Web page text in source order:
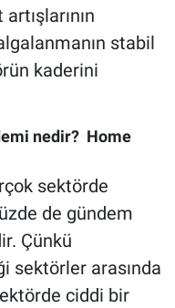
stabil
kaderini
nedir? Home
sektörde
de gündem
Çünkü
sektörler arasında
ciddi bir